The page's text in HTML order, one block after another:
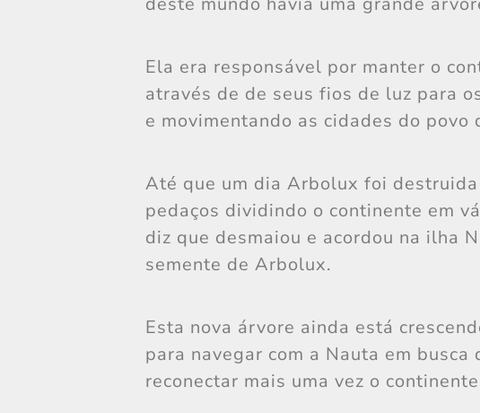
Ela era responsável por manter o
através de de seus fios de luz para
e movimentando as cidades do povo
Até que um dia Arbolux foi destruida
pedaços dividindo o continente em
diz que desmaiou e acordou na ilha
semente de Arbolux.
Esta nova árvore ainda está
para navegar com a Nauta em
reconectar mais uma vez o